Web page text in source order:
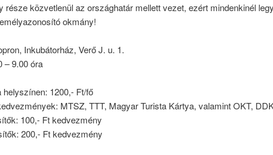
része közvetlenül az országhatár mellett vezet, ezért mindenkinél
okmány!
Inkubátorház, Verő J. u. 1.
– 9.00 óra
helyszínen: 1200,- Ft/fő
MTSZ, TTT, Magyar Turista Kártya, valamint OKT,
100,- Ft kedvezmény
200,- Ft kedvezmény